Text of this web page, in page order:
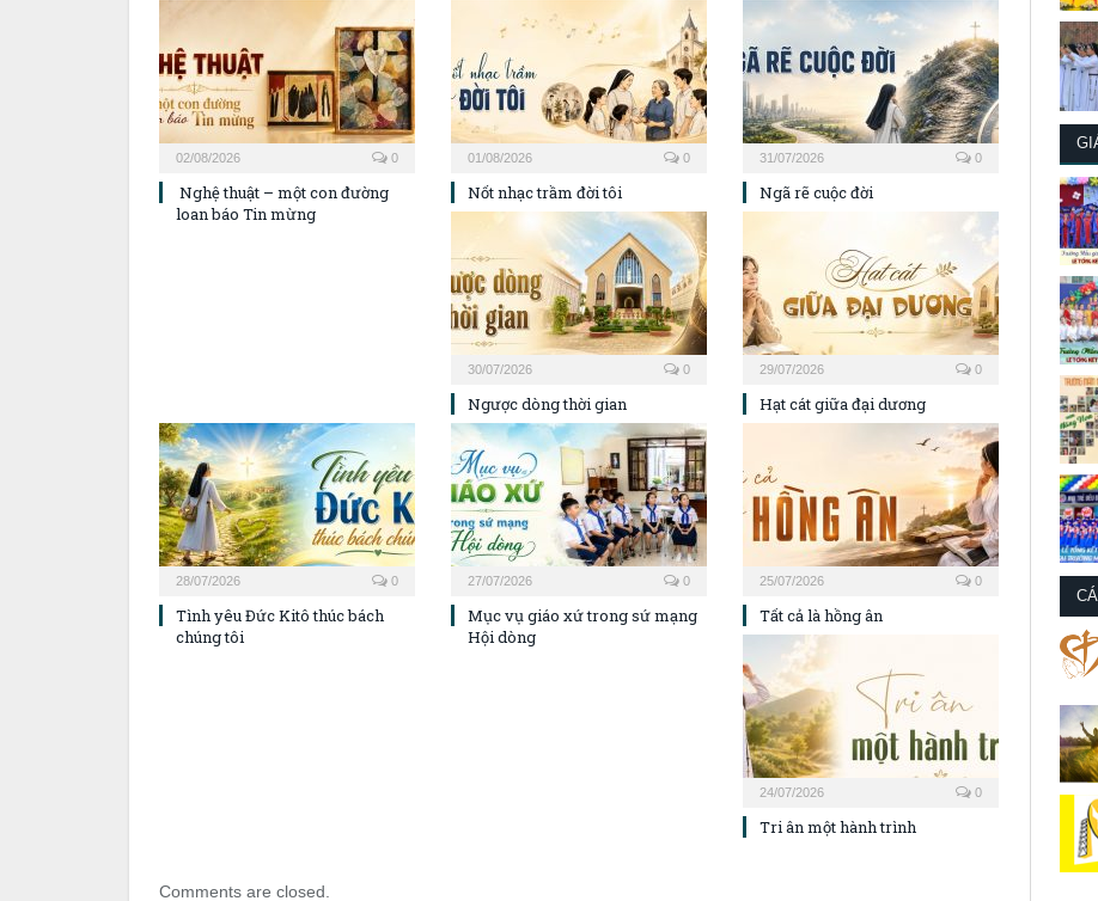
02/08/2026 0
Nghệ thuật – một con đường
loan báo Tin mừng
01/08/2026 0
Nốt nhạc trầm đời tôi
31/07/2026 0
Ngã rẽ cuộc đời
30/07/2026 0
Ngược dòng thời gian
29/07/2026 0
Hạt cát giữa đại dương
28/07/2026 0
Tình yêu Đức Kitô thúc bách
chúng tôi
27/07/2026 0
Mục vụ giáo xứ trong sứ mạng
Hội dòng
25/07/2026 0
Tất cả là hồng ân
24/07/2026 0
Tri ân một hành trình
Comments are closed.